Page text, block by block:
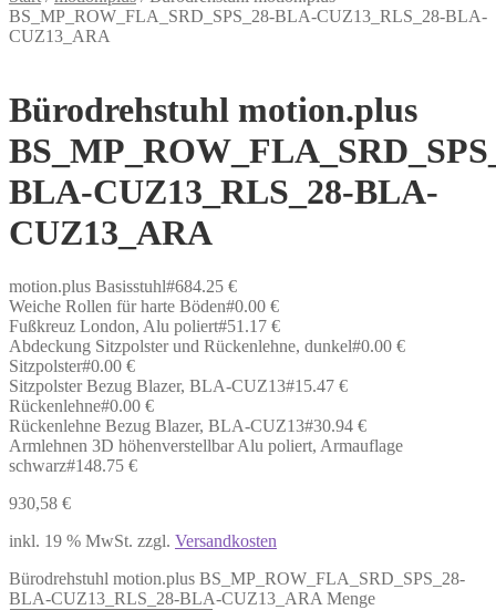
BS_MP_ROW_FLA_SRD_SPS_28-BLA-CUZ13_RLS_28-BLA-
CUZ13_ARA
Bürodrehstuhl motion.plus
BLA-CUZ13_RLS_28-BLA-
CUZ13_ARA
motion.plus Basisstuhl#684.25 €
Weiche Rollen für harte Böden#0.00 €
Fußkreuz London, Alu poliert#51.17 €
Abdeckung Sitzpolster und Rückenlehne, dunkel#0.00 €
Sitzpolster#0.00 €
Sitzpolster Bezug Blazer, BLA-CUZ13#15.47 €
Rückenlehne#0.00 €
Rückenlehne Bezug Blazer, BLA-CUZ13#30.94 €
Armlehnen 3D höhenverstellbar Alu poliert, Armauflage
schwarz#148.75 €
930,58 €
inkl. 19 % MwSt. zzgl. Versandkosten
Bürodrehstuhl motion.plus BS_MP_ROW_FLA_SRD_SPS_28-
BLA-CUZ13_RLS_28-BLA-CUZ13_ARA Menge